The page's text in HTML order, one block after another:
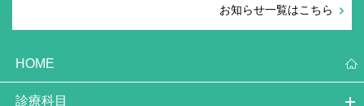
ブログ 2020.11.18
当院の新型コロナウイルス対策
お知らせ一覧はこちら
HOME
診療科目